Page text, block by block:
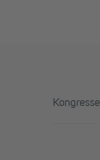
Kongresse